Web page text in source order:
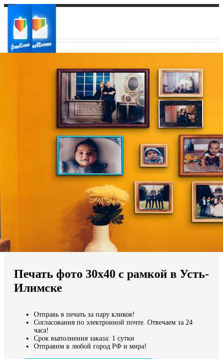
Ваш регион доставки
Выберите из списка:
Мы доставляем по всему миру
Продолжить без города
Печать фото 30х40 с рамкой в Усть-
Илимске
Отправь в печать за пару кликов!
Согласования по электронной почте. Отвечаем за 24
часа!
Срок выполнения заказа: 1 сутки
Отправим в любой город РФ и мира!